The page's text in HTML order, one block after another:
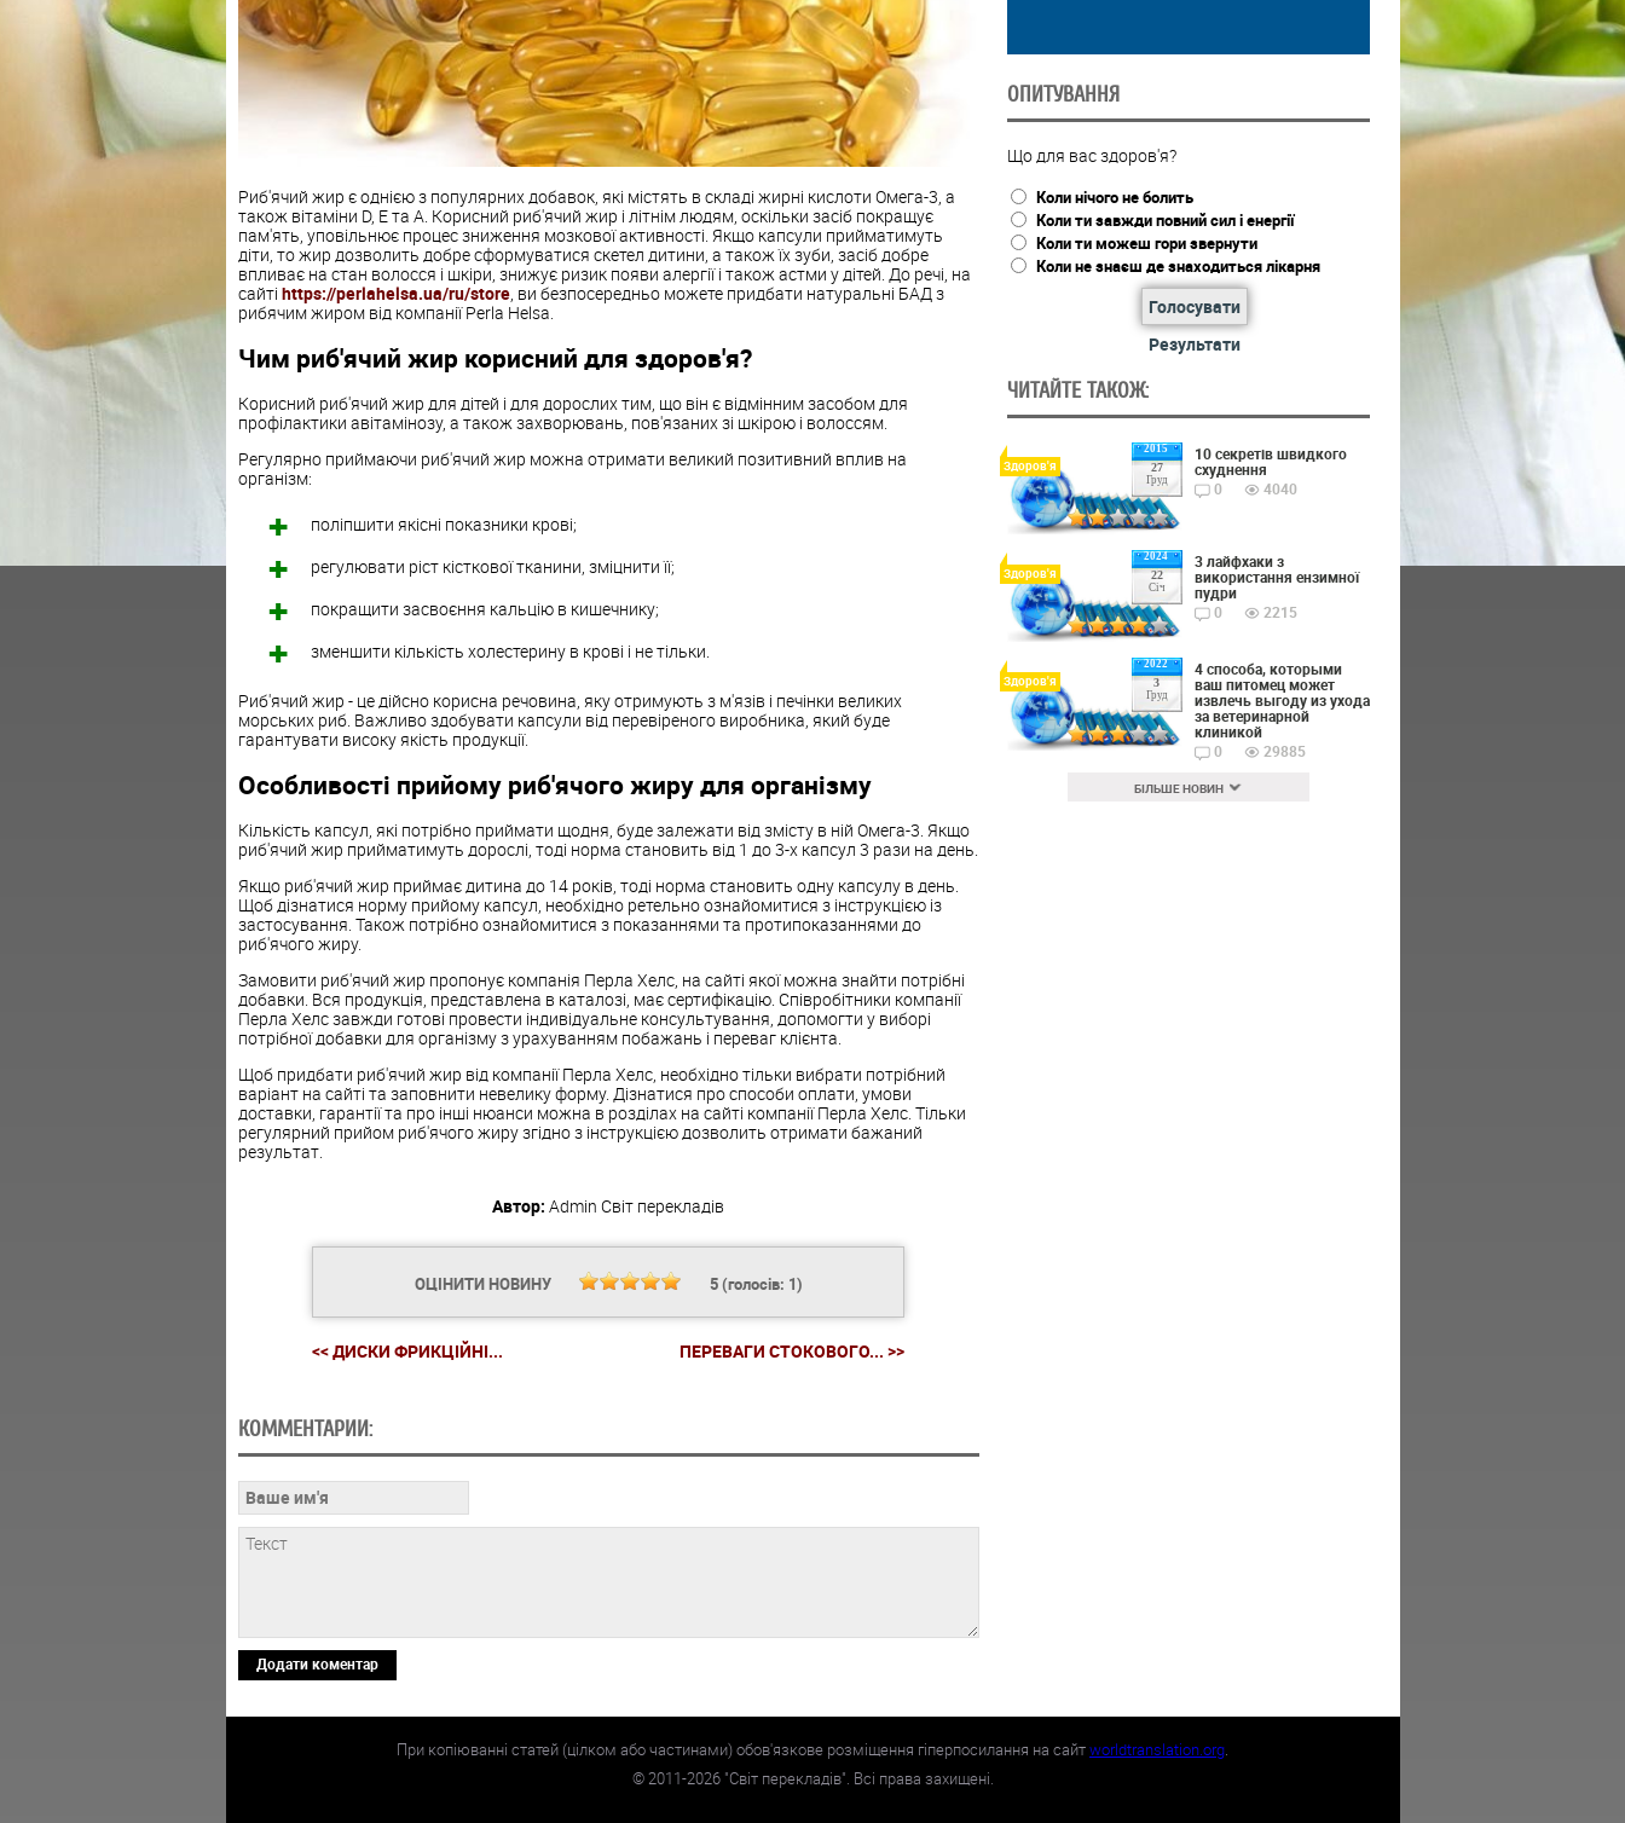
Риб'ячий жир є однією з популярних добавок, які містять в складі жирні кислоти Омега-3, а
також вітаміни D, E та А. Корисний риб'ячий жир і літнім людям, оскільки засіб покращує
пам'ять, уповільнює процес зниження мозкової активності. Якщо капсули прийматимуть
діти, то жир дозволить добре сформуватися скетел дитини, а також їх зуби, засіб добре
впливає на стан волосся і шкіри, знижує ризик появи алергіїі також астми у дітей. До речі, на
сайті https://perlahelsa.ua/ru/store, ви безпосередньо можете придбати натуральні БАД з
рибячим жиром від компаніїPerla Helsa.
Чим риб'ячий жир корисний для здоров'я?
Корисний риб'ячий жир для дітей і для дорослих тим, що він є відмінним засобом для
профілактики авітамінозу, а також захворювань, пов'язаних зі шкірою і волоссям.
Регулярно приймаючи риб'ячий жир можна отримати великий позитивний вплив на
організм:
поліпшити якісні показники крові;
регулювати ріст кісткової тканини, зміцнити її;
покращити засвоєння кальцію в кишечнику;
зменшити кількість холестерину в крові і не тільки.
Риб'ячий жир - це дійсно корисна речовина, яку отримують з м'язів і печінки великих
морських риб. Важливо здобувати капсули від перевіреного виробника, який буде
гарантувати високу якість продукції.
Особливості прийомуриб'ячого жиру для організму
Кількість капсул, які потрібно приймати щодня, буде залежати від змісту в ній Омега-3. Якщо
риб'ячий жир прийматимуть дорослі, тоді норма становить від 1 до 3-х капсул 3 рази на день.
Якщо риб'ячий жир приймає дитина до 14 років, тоді норма становить одну капсулу в день.
Щоб дізнатися норму прийомукапсул, необхідно ретельно ознайомитися з інструкцією із
застосування. Також потрібно ознайомитися з показаннями та протипоказаннями до
риб'ячого жиру.
Замовити риб'ячий жир пропонує компанія Перла Хелс, на сайті якої можна знайти потрібні
добавки. Вся продукція, представлена в каталозі, має сертифікацію. Співробітники компанії
Перла Хелсзавжди готові провести індивідуальне консультування, допомогти у виборі
потрібної добавки для організму з урахуванням побажань і переваг клієнта.
Щоб придбати риб'ячий жир від компанії Перла Хелс, необхідно тільки вибрати потрібний
варіант на сайті та заповнити невелику форму. Дізнатися про способи оплати, умови
доставки , гарантії та про інші нюанси можна в розділах на сайті компанії Перла Хелс. Тільки
регулярний прийомриб'ячого жиру згідно з інструкцією дозволить отримати бажаний
результат.
Автор: Admin Світ перекладів
ОЦІНИТИ НОВИНУ 5(голосів: 1)
<< ДИСКИ ФРИКЦІЙНІ... ПЕРЕВАГИ СТОКОВОГО... >>
КОММЕНТАРИИ:
Додати коментар
ОПИТУВАННЯ
Що для вас здоров'я?
Коли нічого не болить
Коли ти завжди повний сил і енергії
Коли ти можеш гори звернути
Коли не знаєш де знаходиться лікарня
Голосувати
Результати
ЧИТАЙТЕ ТАКОЖ:
2015
27
Груд
Здоров'я
10 секретів швидкого
схуднення
0
4040
2024
22
Січ
Здоров'я
3 лайфхаки з
використання ензимної
пудри
0
2215
2022
3
Груд
Здоров'я
4 способа, которыми
ваш питомец может
извлечь выгоду из ухода
за ветеринарной
клиникой
0
29885
БІЛЬШЕ НОВИН
При копіюванні статей (цілком або частинами) обов'язкове розміщення гіперпосилання на сайтworldtranslation.org.
©2011-2026"Світ перекладів". Всі права захищені.